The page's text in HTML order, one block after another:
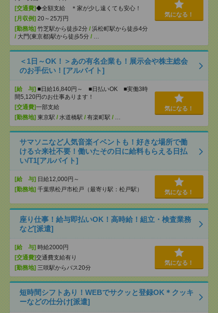
[交通費]◆全額支給 ＊家が少し遠くても安心！
[月収例] 20～25万円
[勤務地] 竹芝駅から徒歩2分 / 浜松町駅から徒歩4分
/ 大門(東京都)駅から徒歩5分 / …
気になる！
＜1日～OK！＞あの有名企業も！展示会や株主総会
のお手伝い！[アルバイト]
[給 与] ■日給16,840円～ ■日払いOK ■実働3時
間5,120円のお仕事あります！
[交通費]一部支給
[勤務地] 東京駅 / 水道橋駅 / 有楽町駅 / …
気になる！
サマソニなど人気音楽イベントも！好きな場所で働
ける☆来社不要！働いたその日に給料もらえる日払
い/T1[アルバイト]
[給 与] 日給12,000円～
[勤務地] 千葉県松戸市松戸（最寄り駅：松戸駅） 気になる！
座り仕事！給与即払いOK！高時給！組立・検査業務
など[派遣]
[給 与] 時給2000円
[交通費]交通費支給有り
[勤務地] 三咲駅からバス20分
気になる！
短時間シフトあり！WEBでサクッと登録OK＊クッキ
ーなどの仕分け[派遣]